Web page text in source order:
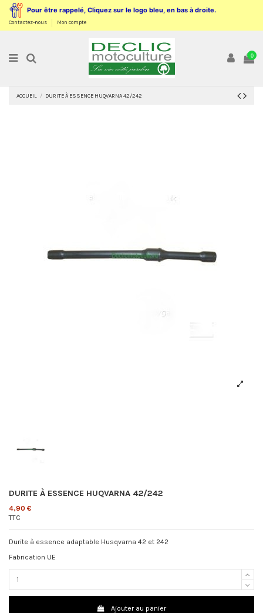
Pour être rappelé, Cliquez sur le logo bleu, en bas à droite.
Contactez-nous Mon compte
0
ACCUEIL DURITE À ESSENCE HUQVARNA 42/242
DURITE À ESSENCE HUQVARNA 42/242
4,90 €
TTC
Durite à essence adaptable Husqvarna 42 et 242
Fabrication UE
Ajouter au panier